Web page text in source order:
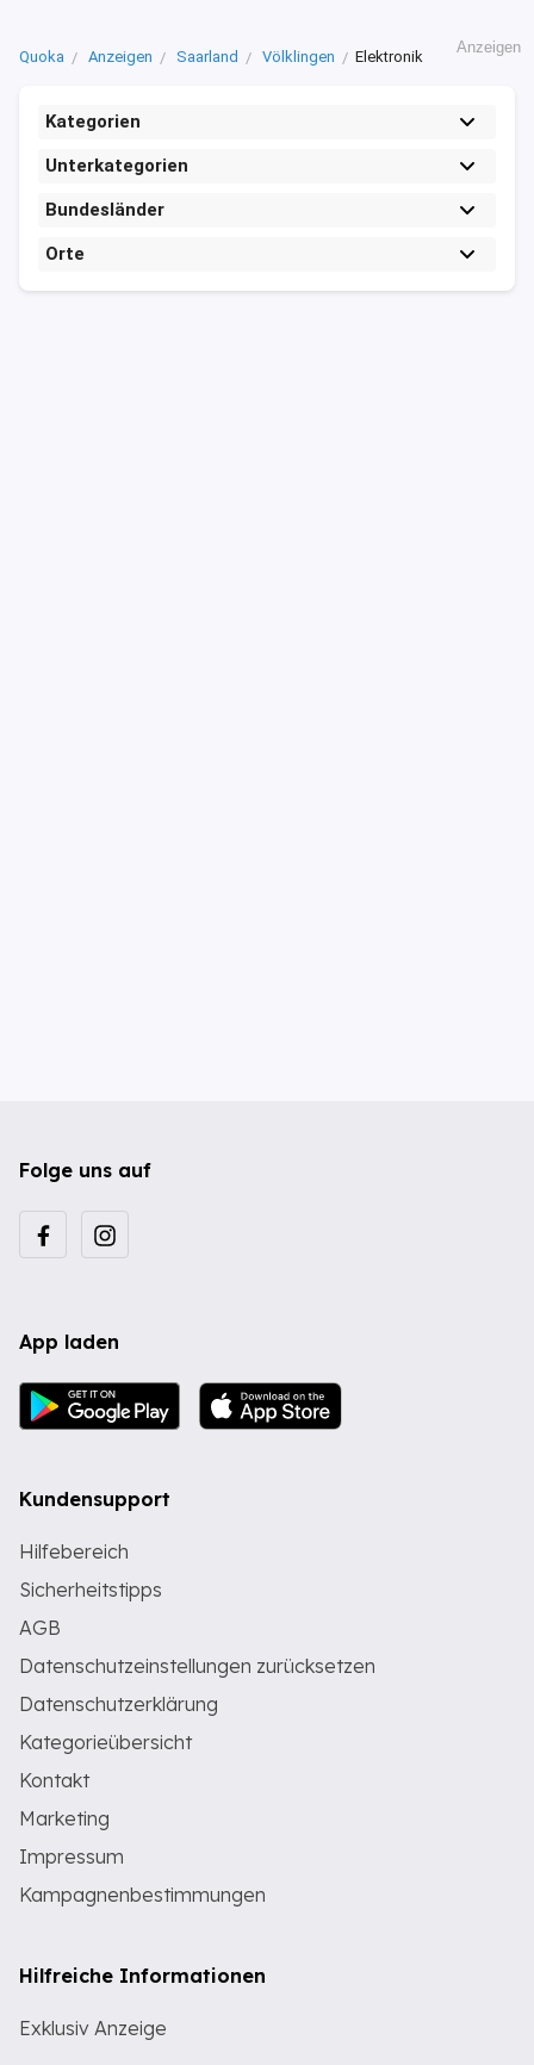
Quoka Anzeigen Saarland Völklingen Elektronik
Kategorien
Unterkategorien
Bundesländer
Orte
Anzeigen
Folge uns auf
App laden
Kundensupport
Hilfebereich
Sicherheitstipps
AGB
Datenschutzeinstellungen zurücksetzen
Datenschutzerklärung
Kategorieübersicht
Kontakt
Marketing
Impressum
Kampagnenbestimmungen
Hilfreiche Informationen
Exklusiv Anzeige